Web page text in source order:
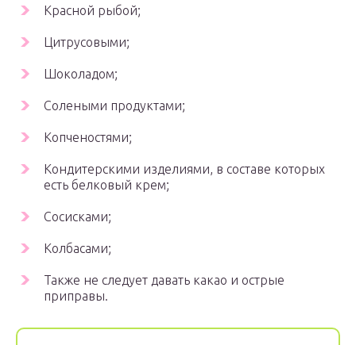
Красной рыбой;
Цитрусовыми;
Шоколадом;
Солеными продуктами;
Копченостями;
Кондитерскими изделиями, в составе которых
есть белковый крем;
Сосисками;
Колбасами;
Также не следует давать какао и острые
приправы.